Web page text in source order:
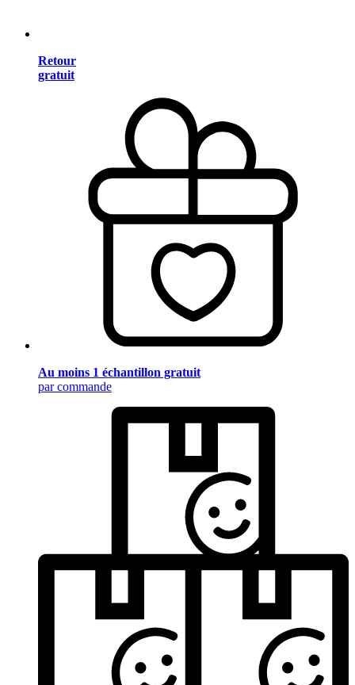
Retour
gratuit
Au moins 1 échantillon gratuit
par commande